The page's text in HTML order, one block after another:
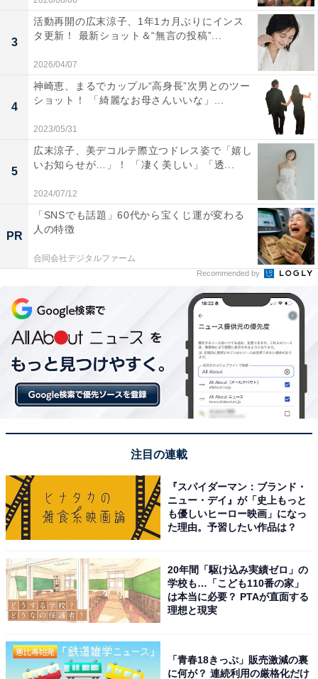
3
活動再開の広末涼子、1年1カ月ぶりにインス
タ更新！ 最新ショット＆“無言の投稿”...
2026/04/07
4
神崎恵、まるでカップル“高身長”次男とのツー
ショット！ 「綺麗なお母さんいいな」...
2023/05/31
5
広末涼子、美デコルテ際立つドレス姿で「嬉し
いお知らせが…」！ 「凄く美しい」「透...
2024/07/12
PR
「SNSでも話題」60代から宝くじ運が変わる
人の特徴
合同会社デジタルファーム
Recommended by
注目の連載
『スパイダーマン：ブランド・
ニュー・デイ』が「史上もっと
も優しいヒーロー映画」になっ
た理由。予習したい作品は？
20年間「駆け込み実績ゼロ」の
学校も…「こども110番の家」
は本当に必要？ PTAが直面する
理想と現実
「青春18きっぷ」販売激減の裏
に何が？ 連続利用の厳格化だけ